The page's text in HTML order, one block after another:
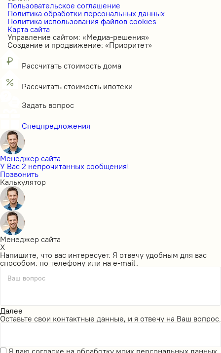
Пользовательское соглашение
Политика обработки персональных данных
Политика использования файлов cookies
Карта сайта
Управление сайтом: «Медиа-решения»
Создание и продвижение: «Приоритет»
Рассчитать стоимость дома
Рассчитать стоимость ипотеки
Задать вопрос
Спецпредложения
Менеджер сайта
У Вас 2 непрочитанных сообщения!
Позвонить
Калькулятор
Менеджер сайта
X
Напишите, что вас интересует. Я отвечу удобным для вас
способом: по телефону или на e-mail.
Ваш вопрос
Далее
Оставьте свои контактные данные, и я отвечу на Ваш вопрос.
Я даю согласие на обработку моих персональных данных